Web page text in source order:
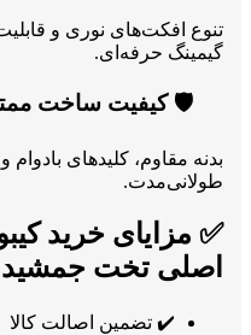
تنوع افکت‌های نوری و
گیمینگ حرفه‌ای.
🛡️ کیفیت ساخت
بدنه مقاوم، کلیدهای
طولانی‌مدت.
✅ مزایای خرید
اصلی تخت جمشید
✔️ تضمین اصالت کالا